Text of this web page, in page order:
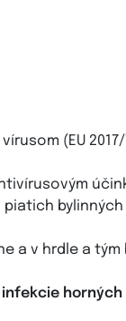
(EU 2017/
bylinných
a v hrdle a tým